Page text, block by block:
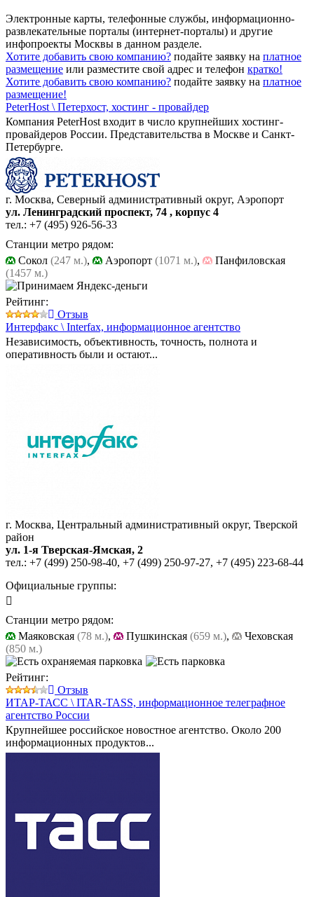
Электронные карты, телефонные службы, информационно-
развлекательные порталы (интернет-порталы) и другие
инфопроекты Москвы в данном разделе.
Хотите добавить свою компанию? подайте заявку на платное
размещение или разместите свой адрес и телефон кратко!
Хотите добавить свою компанию? подайте заявку на платное
размещение!
PeterHost \ Петерхост, хостинг - провайдер
Компания PeterHost входит в число крупнейших хостинг-
провайдеров России. Представительства в Москве и Санкт-
Петербурге.
г. Москва, Северный административный округ, Аэропорт
ул. Ленинградский проспект, 74 , корпус 4
тел.: +7 (495) 926-56-33
Станции метро рядом:
Cокол (247 м.), Аэропорт (1071 м.),
Панфиловская
(1457 м.)
Рейтинг:
Отзыв
Интерфакс \ Interfax, информационное агентство
Независимость, объективность, точность, полнота и
оперативность были и остают...
г. Москва, Центральный административный округ, Тверской
район
ул. 1-я Тверская-Ямская, 2
тел.: +7 (499) 250-98-40, +7 (499) 250-97-27, +7 (495) 223-68-44
Официальные группы:
Станции метро рядом:
Маяковская (78 м.), Пушкинская (659 м.),
Чеховская
(850 м.)
Рейтинг:
Отзыв
ИТАР-ТАСС \ ITAR-TASS, информационное телеграфное
агентство России
Крупнейшее российское новостное агентство. Около 200
информационных продуктов...